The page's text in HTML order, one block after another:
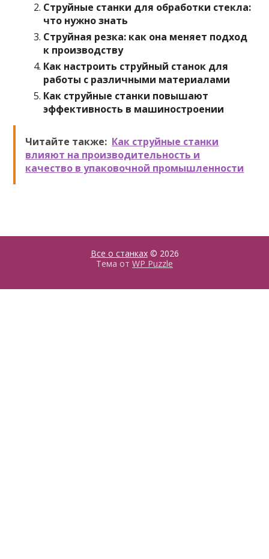
Струйные станки для обработки стекла:
что нужно знать
Струйная резка: как она меняет подход
к производству
Как настроить струйный станок для
работы с различными материалами
Как струйные станки повышают
эффективность в машиностроении
Читайте также: Как струйные станки
влияют на производительность и
качество в упаковочной промышленности
Все о станках© 2026
Тема от WP Puzzle